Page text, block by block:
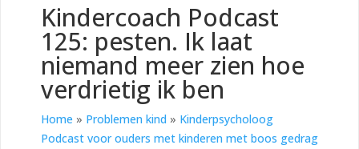
Kindercoach Podcast
125: pesten. Ik laat
niemand meer zien hoe
verdrietig ik ben
Home » Problemen kind » Kinderpsycholoog
Podcast voor ouders met kinderen met boos gedrag